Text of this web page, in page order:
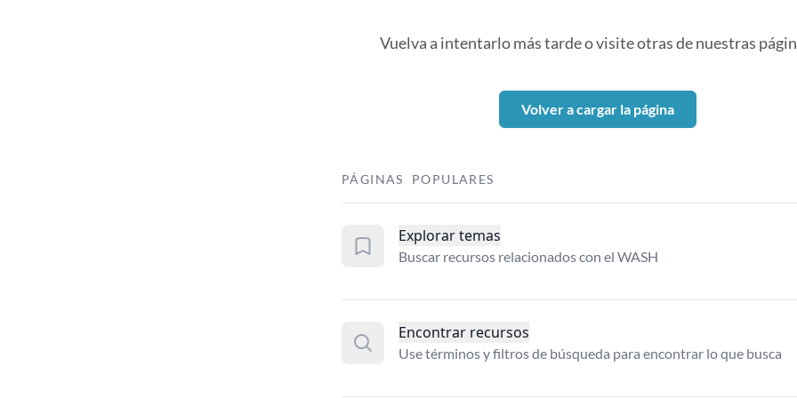
Vuelva a intentarlo más tarde o visite otras de nuestras
Volver a cargar la página
PÁGINAS POPULARES
Explorar temas
Buscar recursos relacionados con el WASH
Encontrar recursos
Use términos y filtros de búsqueda para encontrar lo que busca